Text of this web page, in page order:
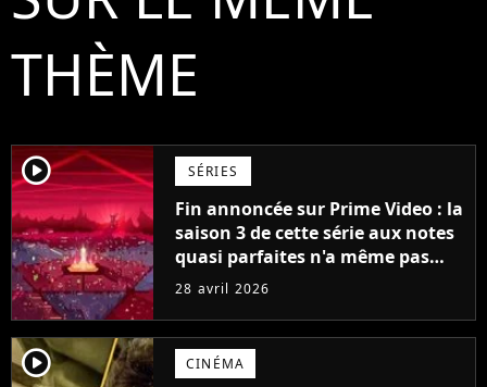
THÈME
player2 SÉRIES
Fin annoncée sur Prime Video : la
saison 3 de cette série aux notes
quasi parfaites n'a même pas
encore été diffusée, mais elle se
28 avril 2026
player2 CINÉMA